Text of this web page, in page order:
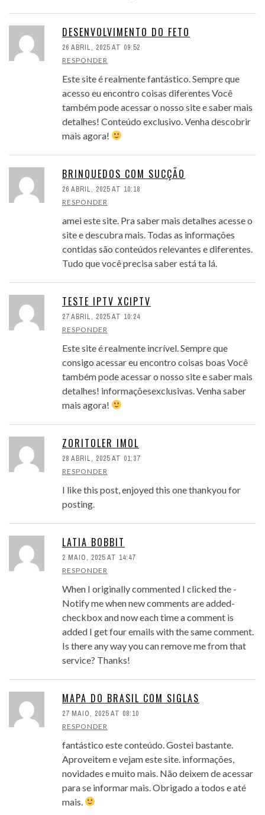
DESENVOLVIMENTO DO FETO
26 ABRIL, 2025 AT 09:52
RESPONDER
Este site é realmente fantástico. Sempre que
acesso eu encontro coisas diferentes Você
também pode acessar o nosso site e saber mais
detalhes! Conteúdo exclusivo. Venha descobrir
mais agora!
BRINQUEDOS COM SUCÇÃO
26 ABRIL, 2025 AT 10:18
RESPONDER
amei este site. Pra saber mais detalhes acesse o
site e descubra mais. Todas as informações
contidas são conteúdos relevantes e diferentes.
Tudo que você precisa saber está ta lá.
TESTE IPTV XCIPTV
27 ABRIL, 2025 AT 10:24
RESPONDER
Este site é realmente incrível. Sempre que
consigo acessar eu encontro coisas boas Você
também pode acessar o nosso site e saber mais
detalhes! informaçõesexclusivas. Venha saber
mais agora!
ZORITOLER IMOL
28 ABRIL, 2025 AT 01:37
RESPONDER
I like this post, enjoyed this one thankyou for
posting.
LATIA BOBBIT
2 MAIO, 2025 AT 14:47
RESPONDER
When I originally commented I clicked the -
Notify me when new comments are added-
checkbox and now each time a comment is
added I get four emails with the same comment.
Is there any way you can remove me from that
service? Thanks!
MAPA DO BRASIL COM SIGLAS
27 MAIO, 2025 AT 08:10
RESPONDER
fantástico este conteúdo. Gostei bastante.
Aproveitem e vejam este site. informações,
novidades e muito mais. Não deixem de acessar
para se informar mais. Obrigado a todos e até
mais.